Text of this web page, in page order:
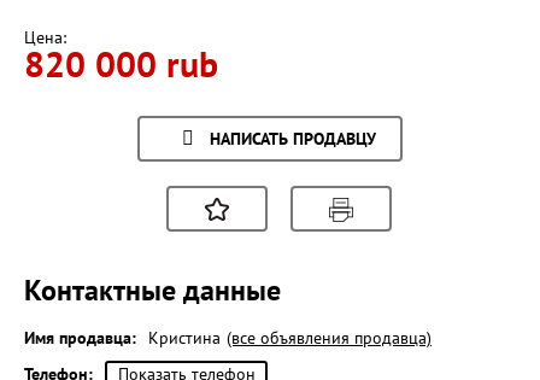
Цена:
820 000 rub
НАПИСАТЬ ПРОДАВЦУ
Контактные данные
Имя продавца: Кристина (все объявления продавца)
Телефон:
Показать телефон